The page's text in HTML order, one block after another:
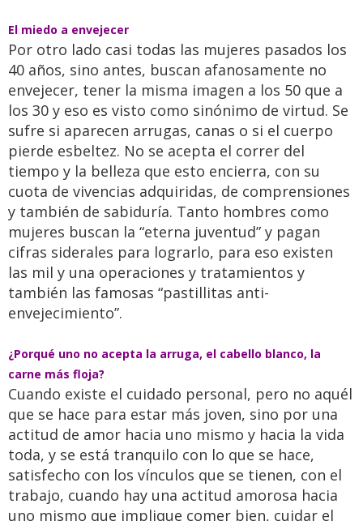
El miedo a envejecer
Por otro lado casi todas las mujeres pasados los
40 años, sino antes, buscan afanosamente no
envejecer, tener la misma imagen a los 50 que a
los 30 y eso es visto como sinónimo de virtud. Se
sufre si aparecen arrugas, canas o si el cuerpo
pierde esbeltez. No se acepta el correr del
tiempo y la belleza que esto encierra, con su
cuota de vivencias adquiridas, de comprensiones
y también de sabiduría. Tanto hombres como
mujeres buscan la “eterna juventud” y pagan
cifras siderales para lograrlo, para eso existen
las mil y una operaciones y tratamientos y
también las famosas “pastillitas anti-
envejecimiento”.
¿Porqué uno no acepta la arruga, el cabello blanco, la
carne más floja?
Cuando existe el cuidado personal, pero no aquél
que se hace para estar más joven, sino por una
actitud de amor hacia uno mismo y hacia la vida
toda, y se está tranquilo con lo que se hace,
satisfecho con los vínculos que se tienen, con el
trabajo, cuando hay una actitud amorosa hacia
uno mismo que implique comer bien, cuidar el